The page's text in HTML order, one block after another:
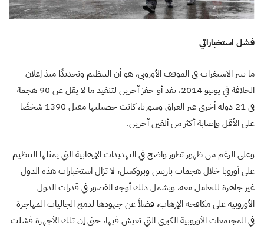
فشل استخباراتي
ما يثير الاستغراب في الموقف الأوروبي، هو أن التنظيم وتحديدًا منذ إعلان
الخلافة في يونيو 2014، نفذ أو حفز آخرين لتنفيذ ما لا يقل عن 90 هجمة
في 21 دولة أخرى غير العراق وسوريا، كانت حصيلتها مقتل 1390 شخصًا
على الأقل وإصابة أكثر من ألفين آخرين.
وعلى الرغم من ظهور تطور واضح في التهديدات الإرهابية التي يمثلها التنظيم
على أوروبا خلال هجمات باريس وبروكسل، لا تزال استخبارات هذه الدول
غير جاهزة للتعامل معه، ويشمل ذلك أوجه القصور في قدرات الدول
الأوروبية على مكافحة الإرهاب، فضلاً عن جهودها لدمج الجاليات المهاجرة
في المجتمعات الأوروبية الكبرى التي تعيش فيها، حتى إن تلك الأجهزة فشلت